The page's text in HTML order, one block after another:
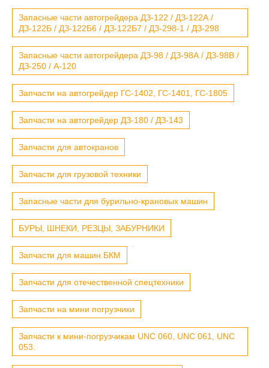
Запасные части автогрейдера ДЗ-122 / ДЗ-122А /
ДЗ-122Б / ДЗ-122Б6 / ДЗ-122Б7 / ДЗ-298-1 / ДЗ-298
Запасные части автогрейдера ДЗ-98 / ДЗ-98А / ДЗ-98В /
ДЗ-250 / А-120
Запчасти на автогрейдер ГС-1402, ГС-1401, ГС-1805
Запчасти на автогрейдер ДЗ-180 / ДЗ-143
Запчасти для автокранов
Запчасти для грузовой техники
Запасные части для бурильно-крановых машин
БУРЫ, ШНЕКИ, РЕЗЦЫ, ЗАБУРНИКИ
Запчасти для машин БКМ
Запчасти для отечественной спецтехники
Запчасти на мини погрузчики
Запчасти к мини-погрузчикам UNC 060, UNC 061, UNC
053.